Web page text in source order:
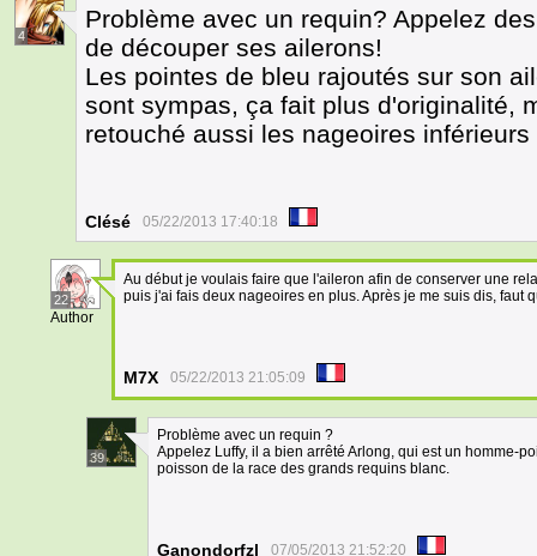
4
Problème avec un requin? Appelez
de découper ses ailerons!
Les pointes de bleu rajoutés sur son
sont sympas, ça fait plus d'originalité,
retouché aussi les nageoires
Clésé 05/22/2013 17:40:18
22
Author
Au début je voulais faire que l'aileron afin de conserver une
puis j'ai fais deux nageoires en plus. Après je me suis dis, faut
M7X 05/22/2013 21:05:09
39
Problème avec un requin ?
Appelez Luffy, il a bien arrêté Arlong, qui est un homme-
poisson de la race des grands requins blanc.
Ganondorfzl 07/05/2013 21:52:20